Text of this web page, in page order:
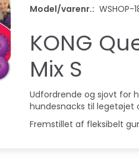
TRIXIE - SLOW FEED
FODERMÅTTE GRÅ ELLER BLÅ
79,00 DKK
Læg i kurv
Model/varenr.: WSHOP-
KONG
Mix S
Udfordrende og sjovt for
hundesnacks til
Fremstillet af fleksibelt